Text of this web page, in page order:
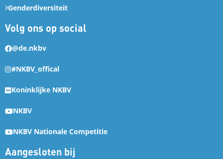
Genderdiversiteit
Volg ons op social
@de.nkbv
#NKBV_offical
Koninklijke NKBV
NKBV
NKBV Nationale Competitie
Aangesloten bij